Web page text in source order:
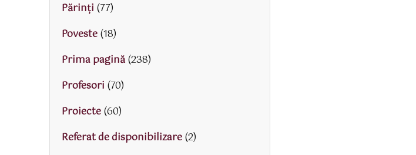
Părinţi (77)
Poveste(18)
Prima pagină(238)
Profesori (70)
Proiecte(60)
Referat de disponibilizare(2)